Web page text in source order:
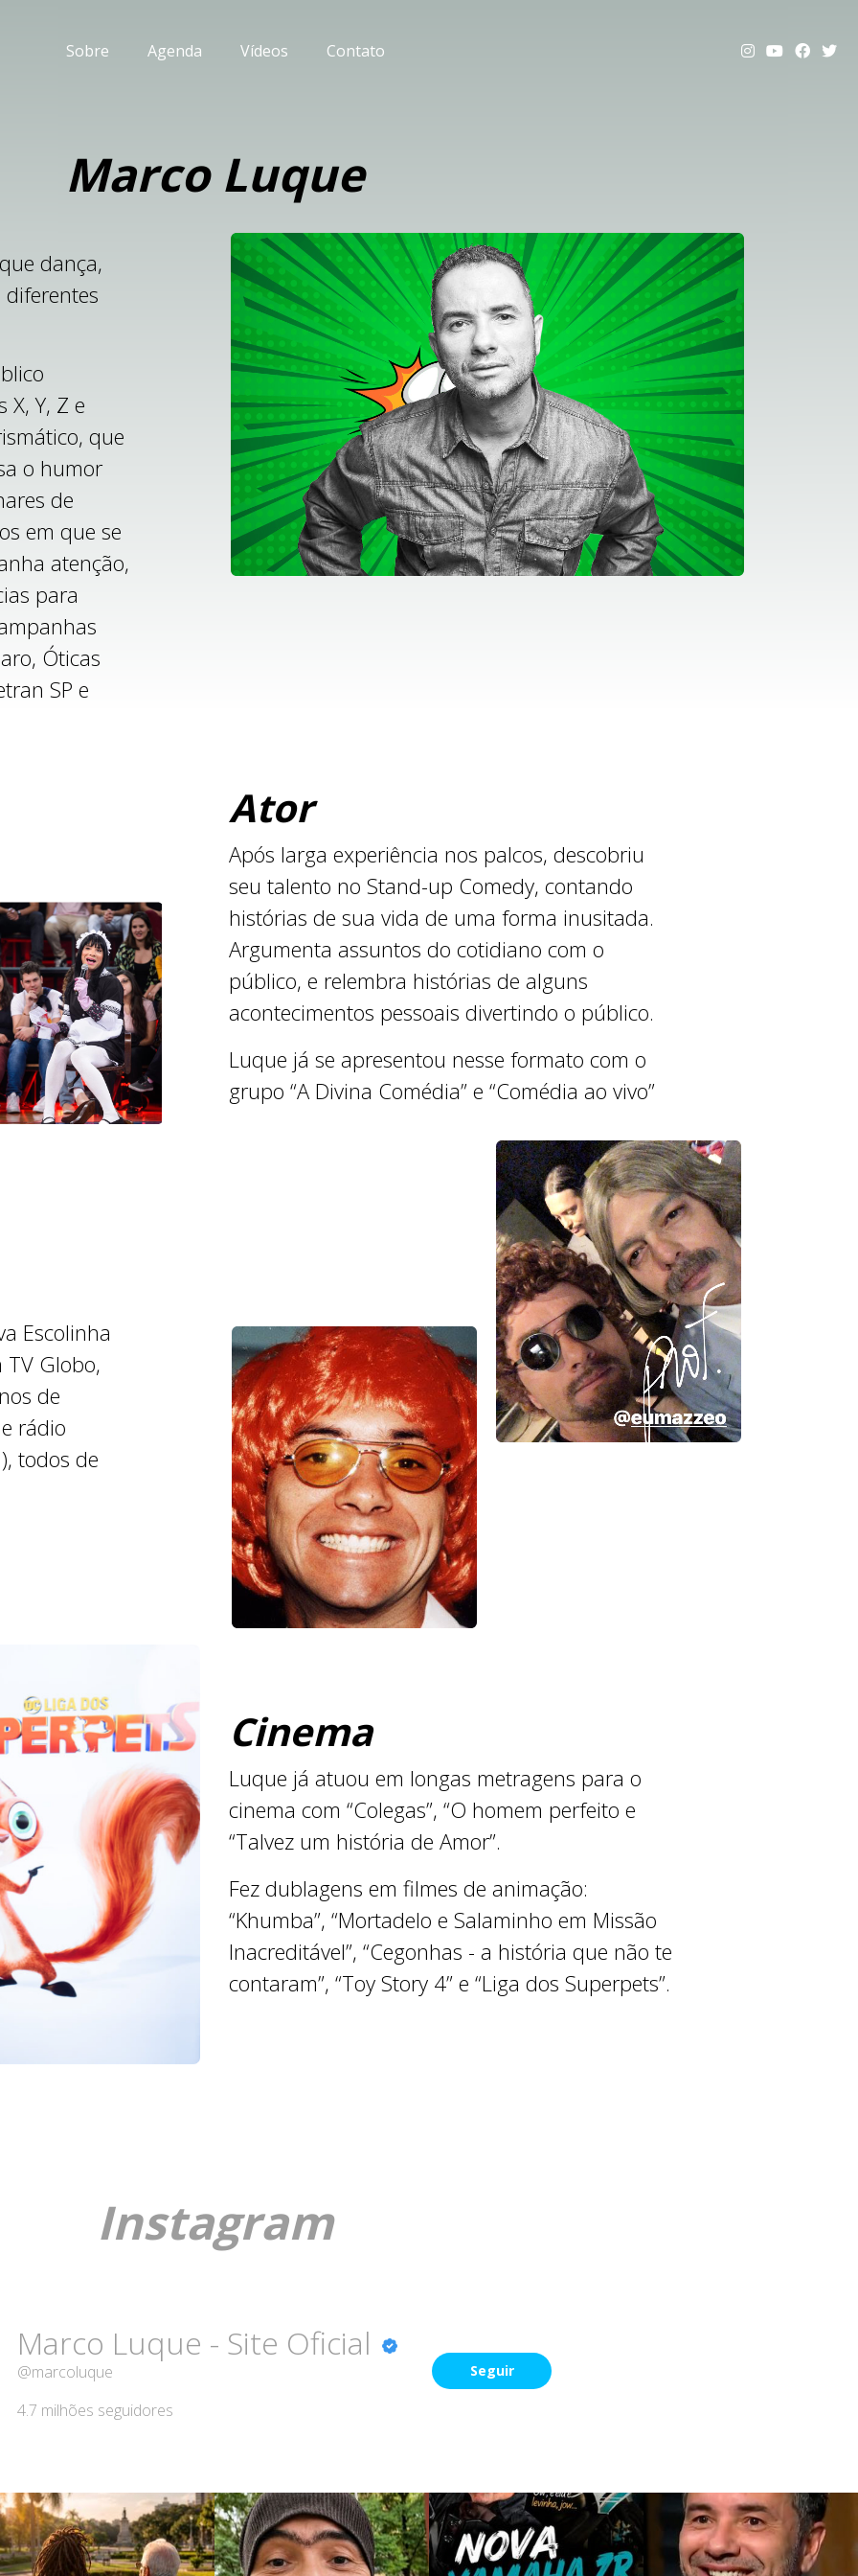
Sobre Agenda Vídeos Contato
Marco Luque
dança,
Y, Z e
que
o humor
de
em que se
atenção,
para
Óticas
SP e
Ator
Após larga experiência nos palcos, descobriu
seu talento no Stand-up Comedy, contando
histórias de sua vida de uma forma inusitada.
Argumenta assuntos do cotidiano com o
público, e relembra histórias de alguns
acontecimentos pessoais divertindo o público.
Luque já se apresentou nesse formato com o
grupo “A Divina Comédia” e “Comédia ao vivo”
Escolinha
Globo,
de
rádio
todos de
Cinema
Luque já atuou em longas metragens para o
cinema com “Colegas”, “O homem perfeito e
“Talvez um história de Amor”.
Fez dublagens em filmes de animação:
“Khumba”, “Mortadelo e Salaminho em Missão
Inacreditável”, “Cegonhas - a história que não te
contaram”, “Toy Story 4” e “Liga dos Superpets”.
Instagram
Marco Luque - Site Oficial
@marcoluque
4.7 milhões seguidores
Seguir